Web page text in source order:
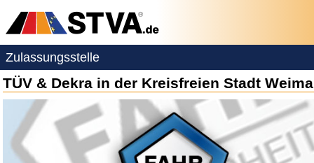
Zulassungsstelle
TÜV & Dekra in der Kreisfreien Stadt